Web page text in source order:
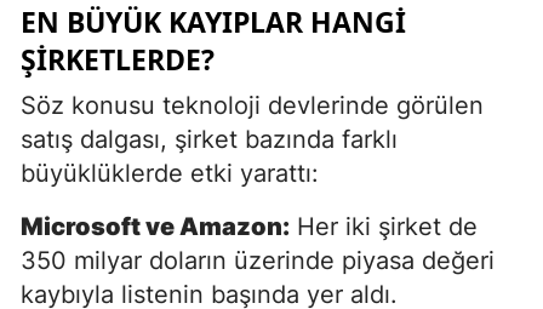
EN BÜYÜK KAYIPLAR HANGI
ŞIRKETLERDE?
Söz konusu teknoloji devlerinde görülen
satış dalgası, şirket bazında farklı
büyüklüklerde etki yarattı:
Microsoft ve Amazon: Her iki şirket de
350 milyar doların üzerinde piyasa değeri
kaybıyla listenin başında yer aldı.